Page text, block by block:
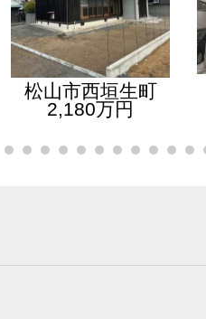
松山市西垣生町
2,180万円